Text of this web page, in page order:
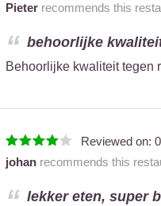
Pieterrecommends this
behoorlijke
Behoorlijke kwaliteit tegen
Reviewed on:
johanrecommends this
lekker eten, super